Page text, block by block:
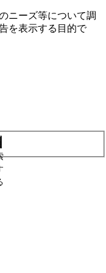
ニーズ等について調
を表⽰する⽬的で